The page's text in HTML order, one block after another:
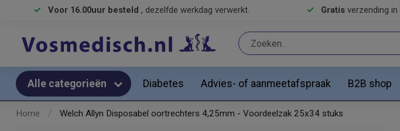
Voor 16.00uur besteld , dezelfde werkdag verwerkt. Gratis verzending in
Alle categorieën Diabetes Advies- of aanmeetafspraak B2B shop
Home / Welch Allyn Disposabel oortrechters 4,25mm - Voordeelzak 25x34 stuks